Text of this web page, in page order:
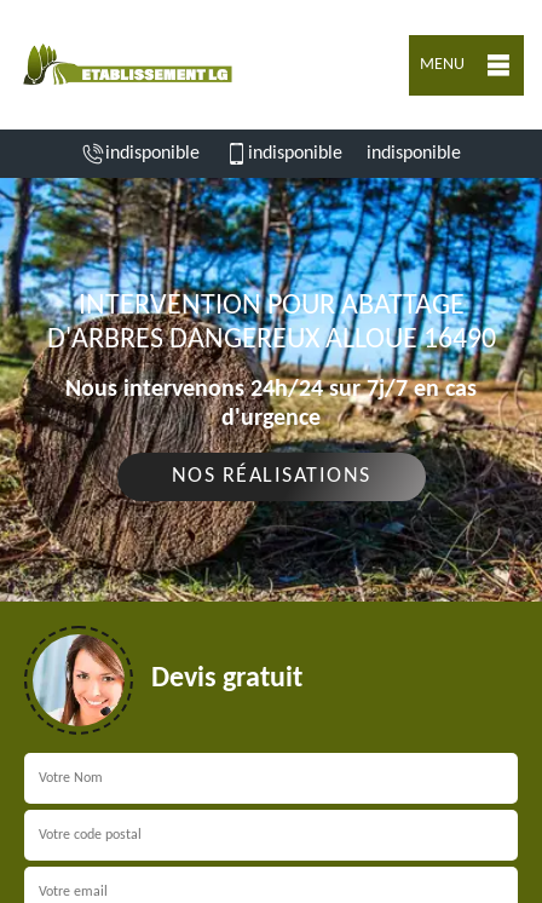
MENU
indisponible indisponible indisponible
INTERVENTION POUR ABATTAGE
D'ARBRES DANGEREUX ALLOUE 16490
Nous intervenons 24h/24 sur 7j/7 en cas
d'urgence
NOS RÉALISATIONS
Devis gratuit